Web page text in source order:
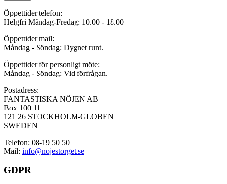
Öppettider telefon:
Helgfri Måndag-Fredag: 10.00 - 18.00
Öppettider mail:
Måndag - Söndag: Dygnet runt.
Öppettider för personligt möte:
Måndag - Söndag: Vid förfrågan.
Postadress:
FANTASTISKA NÖJEN AB
Box 100 11
121 26 STOCKHOLM-GLOBEN
SWEDEN
Telefon: 08-19 50 50
Mail: info@nojestorget.se
GDPR